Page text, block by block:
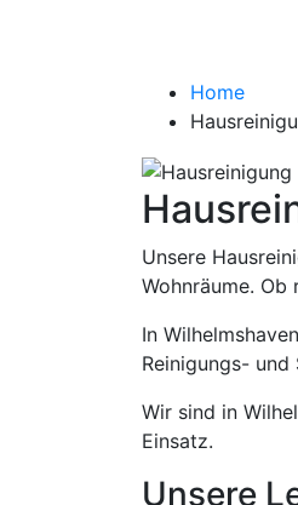
Home
Unsere
Wohnräume.
In
Reinigungs- und
Wir sind in
Einsatz.
Unsere